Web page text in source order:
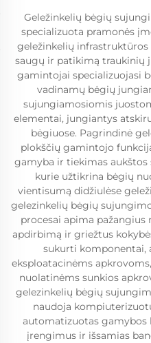
Geležinkelių bėgių
specializuota pramonės
geležinkelių
saugų ir patikimą traukinių
gamintojai specializuojasi
vadinamų bėgių
sujungiamosiomis
elementai, jungiantys
bėgiuose. Pagrindinė
plokščių gamintojo
gamyba ir tiekimas
kurie užtikrina bėgių
vientisumą didžiulėse
gelezinkelių bėgių
procesai apima
apdirbimą ir griežtus
sukurti komponentai,
eksploatacinėms
nuolatinėms sunkios
gelezinkelių bėgių
naudoja
automatizuotas
įrengimus ir išsamias